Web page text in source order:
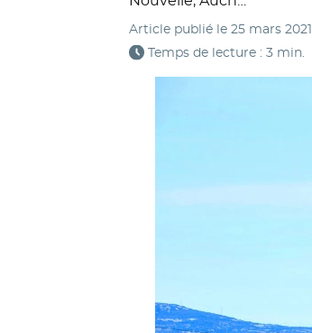
Article publié le 25 mars 2021
Temps de lecture : 3 min.